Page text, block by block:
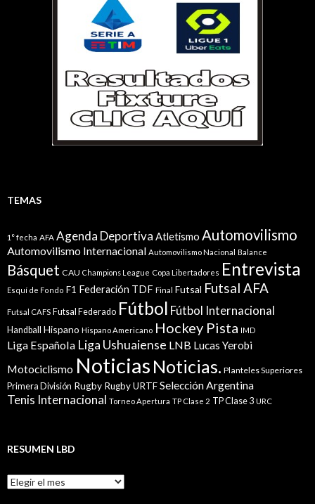
TEMAS
1° fecha AFA Agenda Deportiva Atletismo Automovilismo
Automovilismo Internacional Automovilismo Nacional Balance
Básquet CAU Champions League Copa Libertadores Entrevista
Esquí de Fondo F1 Federación TDF Final Futsal Futsal AFA
Futsal CAFS Futsal Federado Fútbol Fútbol Internacional
Handball Hispano Hispano Americano Hockey Pista IMD
Liga Española Liga Ushuaiense LNB Lucas Yerobi
Motociclismo Noticias Noticias. Planteles Superiores
Primera División Rugby Rugby URTFSelección Argentina
Tenis Internacional Torneo Apertura TP Clase 2 TP Clase 3 URC
RESUMEN LBD
Resumen
LBD